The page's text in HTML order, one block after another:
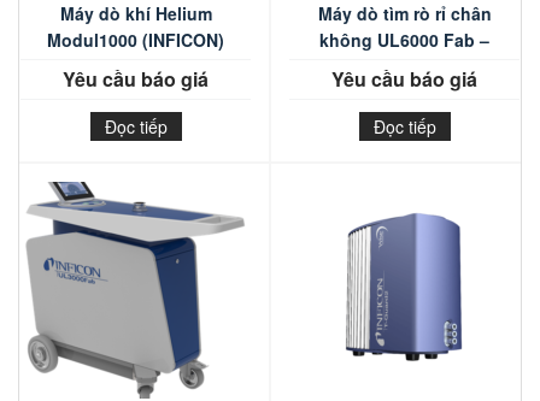
Máy dò khí Helium
Modul1000 (INFICON)
Yêu cầu báo giá
Đọc tiếp
Máy dò tìm rò rỉ chân
không UL6000 Fab –
INFICON
Yêu cầu báo giá
Đọc tiếp